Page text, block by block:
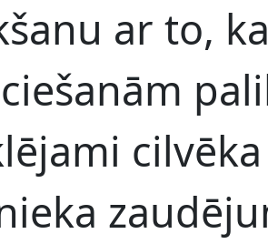
ar to,